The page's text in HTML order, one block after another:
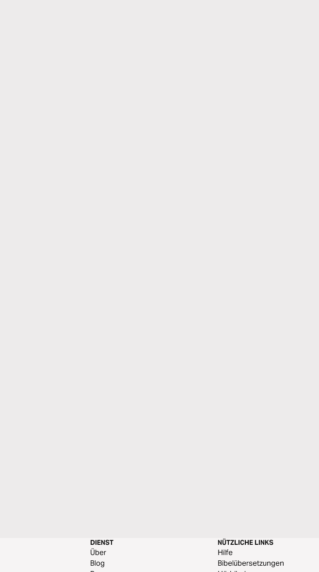
DIENST
Über
Blog
NÜTZLICHE LINKS
Hilfe
Bibelübersetzungen